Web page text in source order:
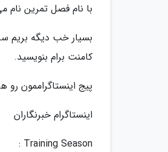
با نام فصل تمرین نام
کامنت برام بنویسید.
پیج اینستاگراممون رو
اینستاگرام خبرنگاران
Training Season :